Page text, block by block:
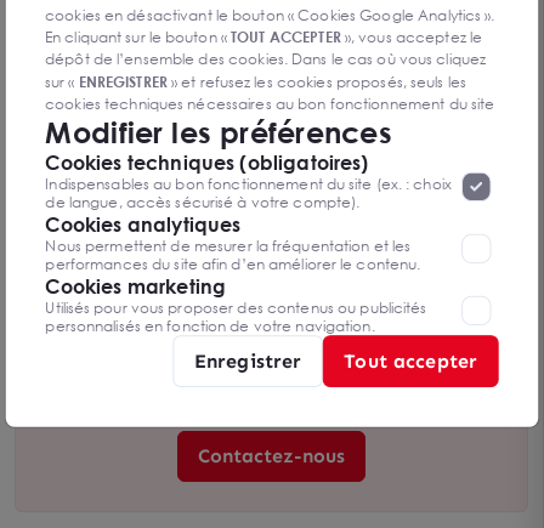
MALATAVERNE - A LOUER PLATEAU DE BUREAUX
NEUFS AU PREMIER ETAGE AVEC PARKING
26780 MALATAVERNE
110 m²
Dès 15 600 € HT/an
Vous n’avez pas trouvé l’offre qui
Contactez-nous
cookies en désactivant le bouton « Cookies Google Analytics ».
En cliquant sur le bouton «TOUT ACCEPTER», vous acceptez le
dépôt de l’ensemble des cookies. Dans le cas où vous cliquez
sur « ENREGISTRER» et refusez les cookies proposés, seuls les
cookies techniques nécessaires au bon fonctionnement du site
seront déposés. Pour plus d’informations, vous pouvez consulter
la page«Protection des données à caractère
personnel ».Lorsque vous naviguez sur notre site internet, il
peut être amenée à déposer des cookies. Vous avez la
possibilité de désactiver les cookies, ces réglages ne seront
valables que sur le navigateur que vous utilisez actuellement
Modifier les préférences
Cookies techniques (obligatoires)
Indispensables au bon fonctionnement du site (ex. : choix
de langue, accès sécurisé à votre compte).
Cookies analytiques
Nous permettent de mesurer la fréquentation et les
performances du site afin d’en améliorer le contenu.
Cookies marketing
Utilisés pour vous proposer des contenus ou publicités
personnalisés en fonction de votre navigation.
Enregistrer Tout accepter